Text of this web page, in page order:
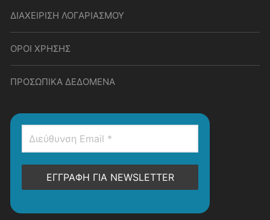
ΔΙΑΧΕΙΡΙΣΗ ΛΟΓΑΡΙΑΣΜΟΥ
ΟΡΟΙ ΧΡΗΣΗΣ
ΠΡΟΣΩΠΙΚΑ ΔΕΔΟΜΕΝΑ